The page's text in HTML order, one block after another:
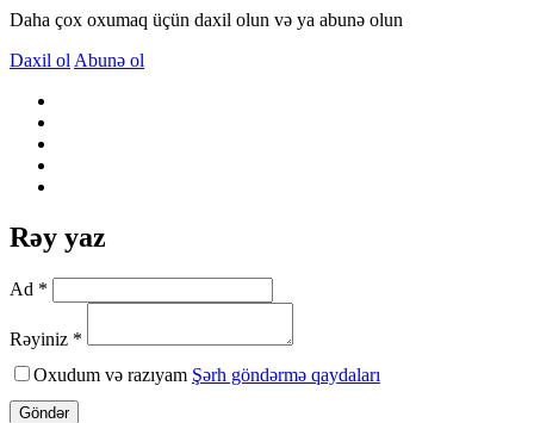
Daha çox oxumaq üçün daxil olun və ya abunə olun
Daxil ol Abunə ol
Rəy yaz
Ad *
Rəyiniz *
Oxudum və razıyam Şərh göndərmə qaydaları
Göndər